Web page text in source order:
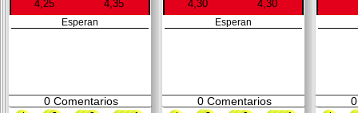
4,25 4,35
Esperan
0Comentarios
4,30 4,30
Esperan
0Comentarios 0